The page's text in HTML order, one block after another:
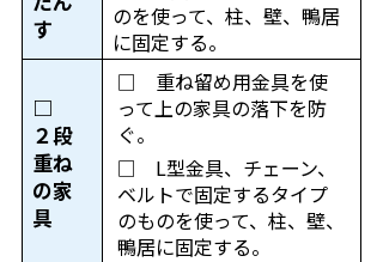
す
のを使って、柱、壁、鴨居
に固定する。
□
２段
重ね
の家
具
□ 重ね留め用金具を使
って上の家具の落下を防
ぐ。
□ L型金具、チェーン、
ベルトで固定するタイプ
のものを使って、柱、壁、
鴨居に固定する。